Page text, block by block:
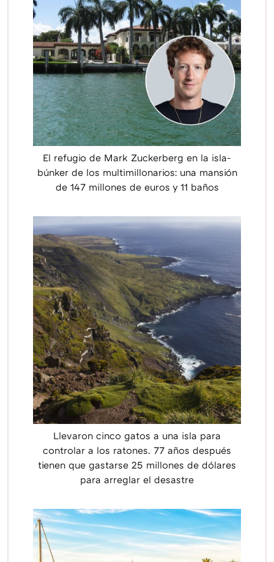
El refugio de Mark Zuckerberg en la isla-
búnker de los multimillonarios: una mansión
de 147 millones de euros y 11 baños
Llevaron cinco gatos a una isla para
controlar a los ratones. 77 años después
tienen que gastarse 25 millones de dólares
para arreglar el desastre